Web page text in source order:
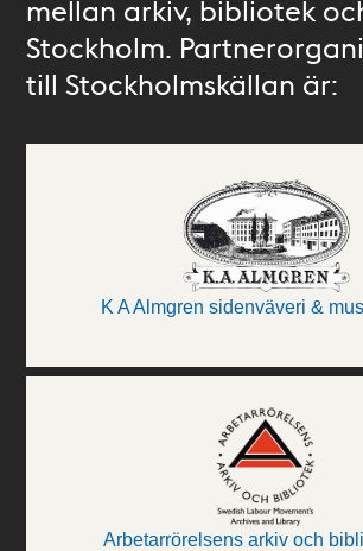
mellan arkiv, bibliotek
Stockholm.
till Stockholmskällan är:
K A Almgren sidenväveri &
Arbetarrörelsens arkiv och